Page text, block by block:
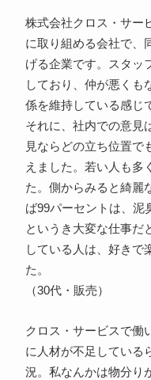
株式会社クロス・サー
に取り組める会社で、
げる企業です。スタッ
しており、仲が悪くも
係を維持している感じ
それに、社内での意見
見ならどの立ち位置で
えました。若い人も多
た。側からみると綺麗
ば99パーセントは、泥
というき大変な仕事だ
している人は、好きで
た。
（30代・販売）
クロス・サービスで働
に人材が不足している
況。私なんかは物分り